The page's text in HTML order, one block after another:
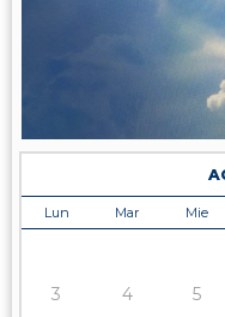
Lun Mar Mie
3
4 5